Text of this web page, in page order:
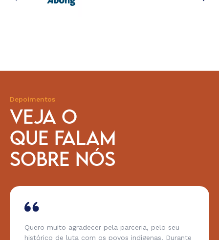
Depoimentos
VEJA O
QUE FALAM
SOBRE NÓS
Quero muito agradecer pela parceria, pelo seu
histórico de luta com os povos indígenas. Durante